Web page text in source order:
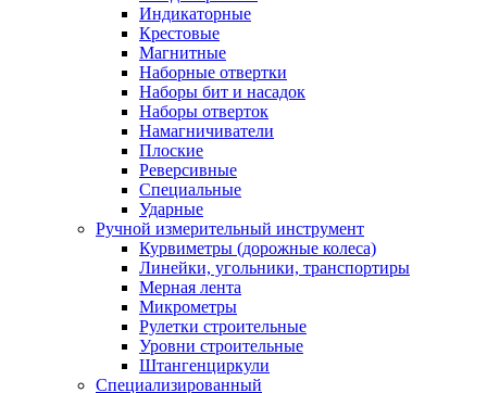
Индикаторные
Крестовые
Магнитные
Наборные отвертки
Наборы бит и насадок
Наборы отверток
Намагничиватели
Плоские
Реверсивные
Специальные
Ударные
Ручной измерительный инструмент
Курвиметры (дорожные колеса)
Линейки, угольники, транспортиры
Мерная лента
Микрометры
Рулетки строительные
Уровни строительные
Штангенциркули
Специализированный